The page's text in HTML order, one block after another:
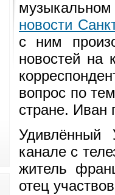
новости
с ним
новостей на
вопрос по
стране. Иван
Удивлённый
канале с
житель
отец